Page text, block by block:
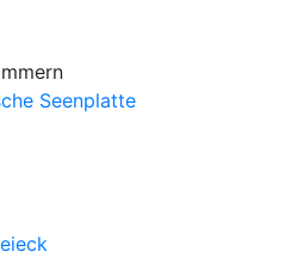
Seenplatte